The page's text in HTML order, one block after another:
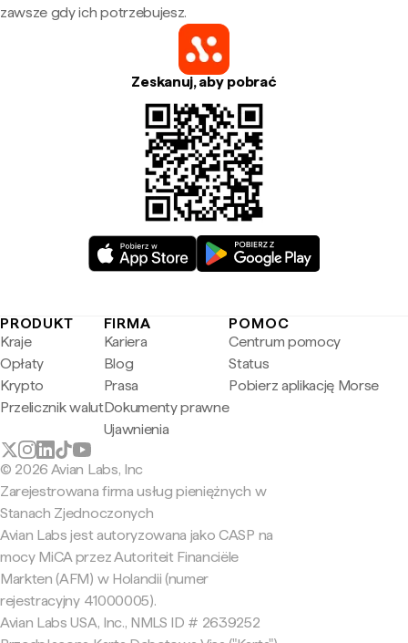
zawsze gdy ich potrzebujesz.
Zeskanuj, aby pobrać
PRODUKT
Kraje
Opłaty
Krypto
Przelicznik walut
FIRMA
Kariera
Blog
Prasa
Dokumenty prawne
Ujawnienia
POMOC
Centrum pomocy
Status
Pobierz aplikację Morse
© 2026 Avian Labs, Inc
Zarejestrowana firma usług pieniężnych w
Stanach Zjednoczonych
Avian Labs jest autoryzowana jako CASP na
mocy MiCA przez Autoriteit Financiële
Markten (AFM) w Holandii (numer
rejestracyjny 41000005).
Avian Labs USA, Inc., NMLS ID # 2639252